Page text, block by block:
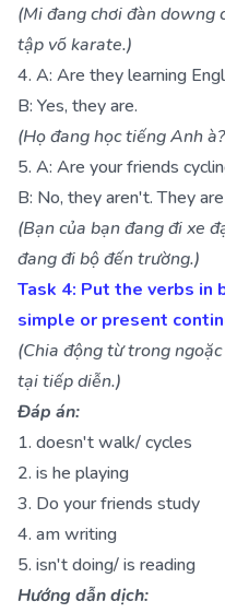
(Mi đang chơi đàn downg
tập võ karate.)
4. A: Are they learning
B: Yes, they are.
(Họ đang học tiếng Anh
5. A: Are your friends
B: No, they aren't. They
(Bạn của bạn đang đi xe
đang đi bộ đến trường.)
Task 4: Put the verbs in
simple or present
(Chia động từ trong
tại tiếp diễn.)
Đáp án:
1. doesn't walk/ cycles
2. is he playing
3. Do your friends study
4. am writing
5. isn't doing/ is reading
Hướng dẫn dịch: